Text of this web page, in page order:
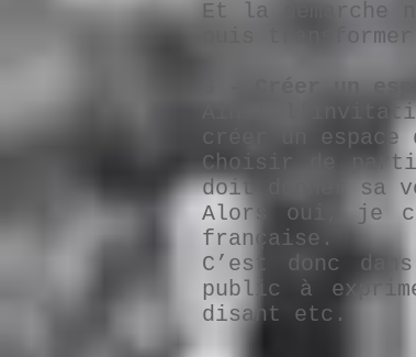
Et la
puis transformer.
6 - Créer un
Ainsi
créer un
Choisir de
doit donner sa
Alors oui, je
française.
C’est donc
public à
disant etc.